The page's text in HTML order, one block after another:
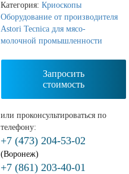
Категория:Криоскопы
Оборудование от производителя
Astori Tecnica для мясо-
молочной промышленности
Запросить
стоимость
или проконсультироваться по
телефону:
+7 (473) 204-53-02
(Воронеж)
+7 (861) 203-40-01